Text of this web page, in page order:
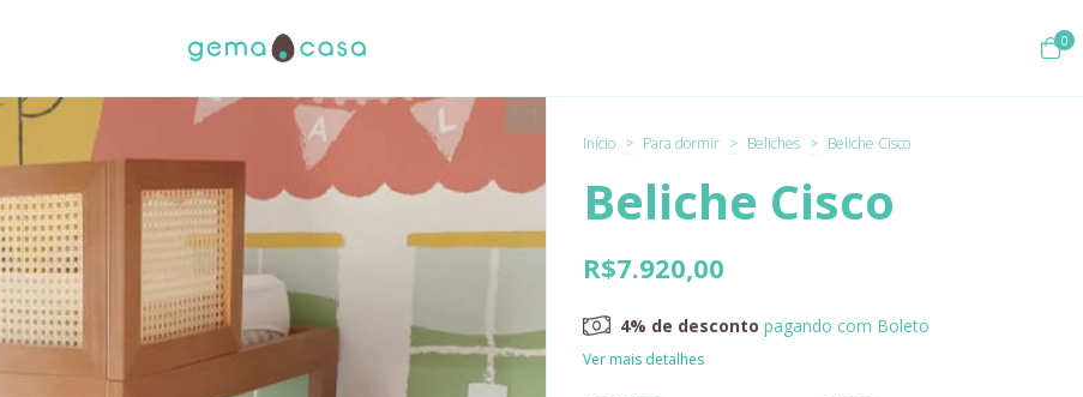
0
1 / 1
Início > Para dormir > Beliches > Beliche Cisco
Beliche Cisco
R$7.920,00
4% de desconto pagando com Boleto
Ver mais detalhes